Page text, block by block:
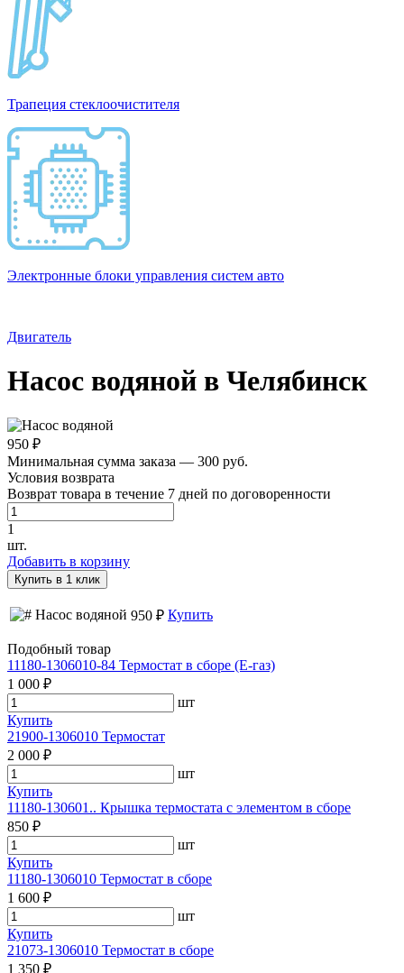
Трапеция стеклоочистителя
Электронные блоки управления систем авто
Двигатель
Насос водяной в Челябинск
950 ₽
Минимальная сумма заказа — 300 руб.
Условия возврата
Возврат товара в течение 7 дней по договоренности
1
шт.
Добавить в корзину
Купить в 1 клик
Насос водяной 950 ₽ Купить
Подобный товар
11180-1306010-84 Термостат в сборе (Е-газ)
1 000 ₽
шт
Купить
21900-1306010 Термостат
2 000 ₽
шт
Купить
11180-130601.. Крышка термостата с элементом в сборе
850 ₽
шт
Купить
11180-1306010 Термостат в сборе
1 600 ₽
шт
Купить
21073-1306010 Термостат в сборе
1 350 ₽